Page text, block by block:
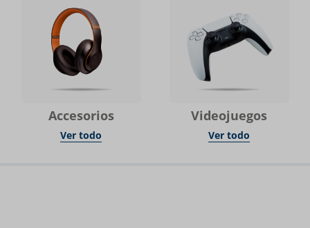
Accesorios
Ver todo
Videojuegos
Ver todo